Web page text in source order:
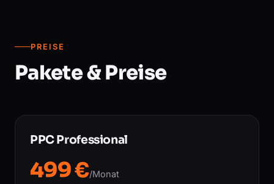
PREISE
Pakete & Preise
PPC Professional
499 €/Monat